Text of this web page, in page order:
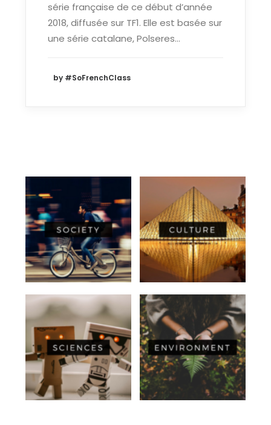
série française de ce début d’année
2018, diffusée sur TF1. Elle est basée sur
une série catalane, Polseres…
by #SoFrenchClass